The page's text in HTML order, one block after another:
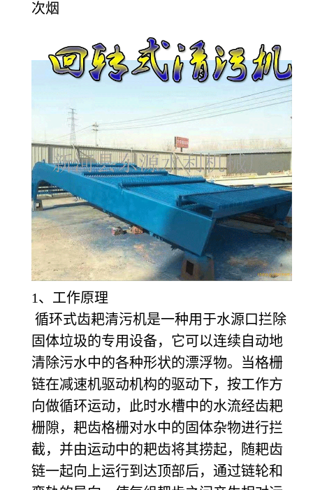
次烟
1、工作原理
循环式齿耙清污机是一种用于水源口拦除
固体垃圾的专用设备，它可以连续自动地
清除污水中的各种形状的漂浮物。当格栅
链在减速机驱动机构的驱动下，按工作方
向做循环运动，此时水槽中的水流经齿耙
栅隙，耙齿格栅对水中的固体杂物进行拦
截，并由运动中的耙齿将其捞起，随耙齿
链一起向上运行到达顶部后，通过链轮和